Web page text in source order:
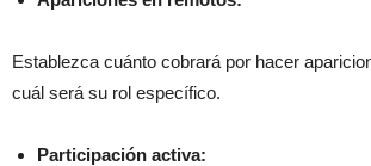
Establezca cuánto cobrará por hacer
cuál será su rol específico.
Participación activa: